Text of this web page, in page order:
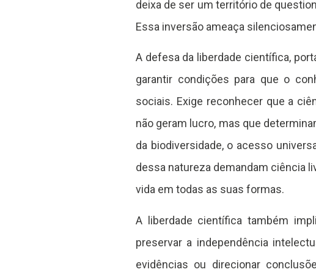
deixa de ser um território de
Essa inversão ameaça
A defesa da liberdade científica,
garantir condições para que o
sociais. Exige reconhecer que a
não geram lucro, mas que
da biodiversidade, o acesso
dessa natureza demandam ciência
vida em todas as suas formas.
A liberdade científica também
preservar a independência
evidências ou direcionar